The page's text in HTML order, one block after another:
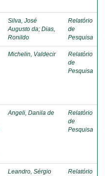
Silva, José
Augusto da; Dias,
Ronildo
Relatório
de
Pesquisa
Michelin, Valdecir
Relatório
de
Pesquisa
Angeli, Danila de
Relatório
de
Pesquisa
Leandro, Sérgio Relatório